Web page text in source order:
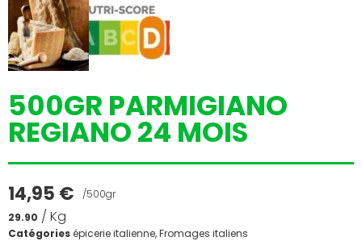
500GR PARMIGIANO
REGIANO 24 MOIS
14,95 €
/500gr
29.90 / Kg
Catégoriesépicerie italienne,Fromages italiens